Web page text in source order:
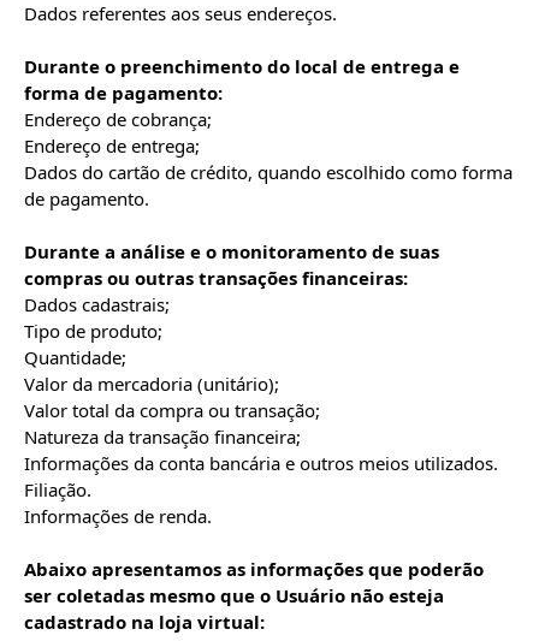
Dados referentes aos seus endereços.
Durante o preenchimento do local de entrega e
forma de pagamento:
Endereço de cobrança;
Endereço de entrega;
Dados do cartão de crédito, quando escolhido como forma
de pagamento.
Durante a análise e o monitoramento de suas
compras ou outras transações financeiras:
Dados cadastrais;
Tipo de produto;
Quantidade;
Valor da mercadoria (unitário);
Valor total da compra ou transação;
Natureza da transação financeira;
Informações da conta bancária e outros meios utilizados.
Filiação.
Informações de renda.
Abaixo apresentamos as informações que poderão
ser coletadas mesmo que o Usuário não esteja
cadastrado na loja virtual: